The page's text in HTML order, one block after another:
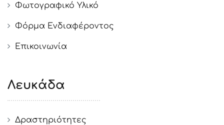
Φωτογραφικό Υλικό
Φόρμα Ενδιαφέροντος
Επικοινωνία
Λευκάδα
Δραστηριότητες